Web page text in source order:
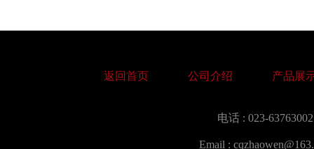
返回首页 公司介绍 产品展
电话 : 023-
Email :